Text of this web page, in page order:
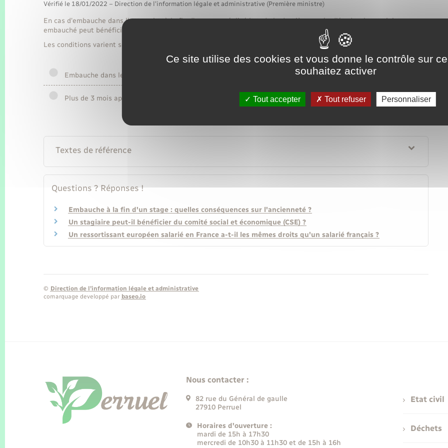
Vérifié le 18/01/2022 – Direction de l'information légale et administrative (Première ministre)
En cas d'embauche dans l'entreprise à la fin d'un stage réalisé lors de la dernière année d'études, le stagiaire
embauché peut bénéficier d'une réduction de sa période d'essai.
Les conditions varient selon la date d'embauche à la fin du stage.
Embauche dans les 3 mois suivant la fin du stage
Plus de 3 mois après
Textes de référence
Questions ? Réponses !
Embauche à la fin d'un stage : quelles conséquences sur l'ancienneté ?
Un stagiaire peut-il bénéficier du comité social et économique (CSE) ?
Un ressortissant européen salarié en France a-t-il les mêmes droits qu'un salarié français ?
© Direction de l’information légale et administrative
comarquage developpé par baseo.io
Nous contacter :
82 rue du Général de gaulle
27910 Perruel
Horaires d'ouverture :
mardi de 15h à 17h30
mercredi de 10h30 à 11h30 et de 15h à 16h
Etat civil
Déchets
Ce site utilise des cookies et vous donne le contrôle sur
souhaitez activer
Tout accepter Tout refuser Personnaliser